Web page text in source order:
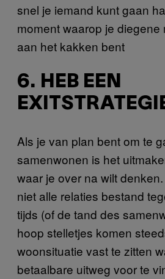
snel je iemand kunt gaan
moment waarop je diegene
aan het kakken bent
6. HEB EEN
Als je van plan bent om te
samenwonen is het
waar je over na wilt
niet alle relaties bestand
tijds (of de tand des
hoop stelletjes komen
woonsituatie vast te zitten
betaalbare uitweg voor te